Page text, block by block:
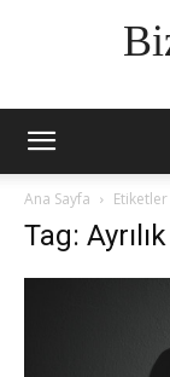
Ana Sayfa Etiketler
Tag: Ayrılık